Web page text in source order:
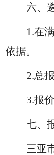
六、
1.在
依据。
2.总
3.报
七、
三亚